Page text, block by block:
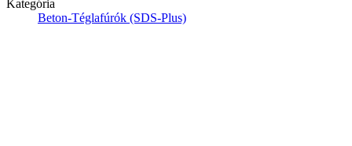
Kategória
Beton-Téglafúrók (SDS-Plus)